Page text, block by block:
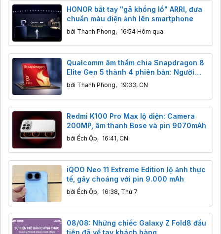
HONOR bắt tay "gã khổng lồ" ARRI, đưa
chuẩn màu điện ảnh lên smartphone
bởi Thanh Phong, 16:54 Hôm qua
Qualcomm âm thầm chia Snapdragon 8
Elite Gen 5 thành 4 phiên bản: Người
dùng cần lưu ý gì?
bởi Thanh Phong, 19:33, CN
Redmi K100 Pro Max lộ diện: Camera
200MP, âm thanh Bose và pin 9070mAh
bởi Ếch Ộp, 16:41, CN
iQOO Neo 11 Extreme Edition lộ ảnh thực
tế, gây choáng với pin 9.000 mAh
bởi Ếch Ộp, 16:38, Thứ 7
08/08: Những chiếc Galaxy Z Fold8 đầu